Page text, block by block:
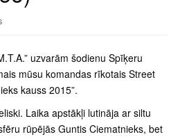
uzvarām šodienu Spīķeru
mūsu komandas rīkotais Street
kauss 2015”.
Laika apstākļi lutināja ar siltu
rūpējās Guntis Ciematnieks, bet